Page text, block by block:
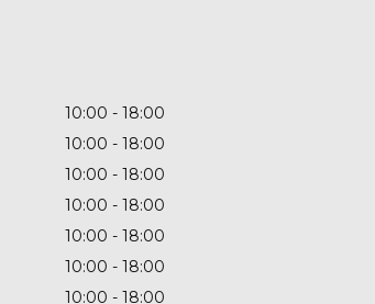
10:00
18:00
10:00
18:00
10:00
18:00
10:00
18:00
10:00
18:00
10:00
18:00
10:00 18:00